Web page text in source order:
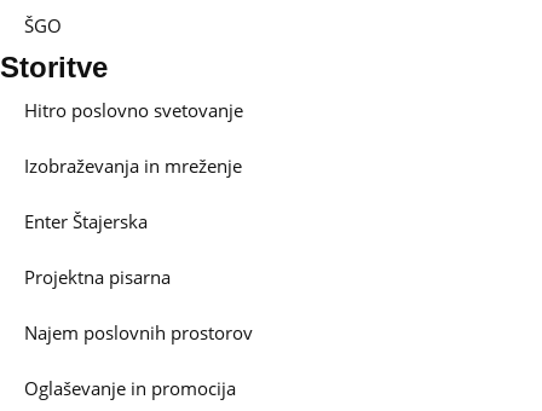
ŠGO
Storitve
Hitro poslovno svetovanje
Izobraževanja in mreženje
Enter Štajerska
Projektna pisarna
Najem poslovnih prostorov
Oglaševanje in promocija